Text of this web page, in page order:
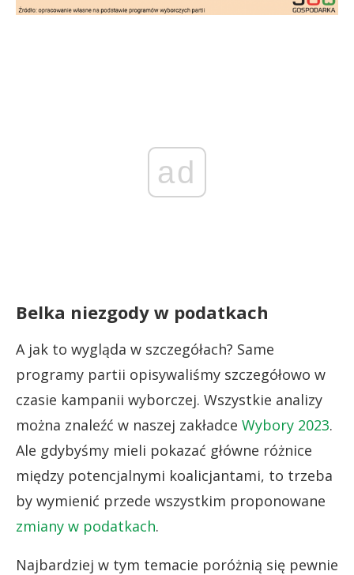
ad
Belka niezgody w podatkach
A jak to wygląda w szczegółach? Same
programy partii opisywaliśmy szczegółowo w
czasie kampanii wyborczej. Wszystkie analizy
można znaleźć w naszej zakładce Wybory 2023.
Ale gdybyśmy mieli pokazać główne różnice
między potencjalnymi koalicjantami, to trzeba
by wymienić przede wszystkim proponowane
zmiany w podatkach.
Najbardziej w tym temacie poróżnią się pewnie